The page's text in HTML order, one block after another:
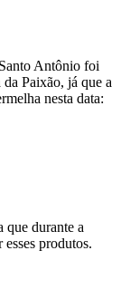
Antônio foi
Paixão, já que a
nesta data:
que durante a
produtos.